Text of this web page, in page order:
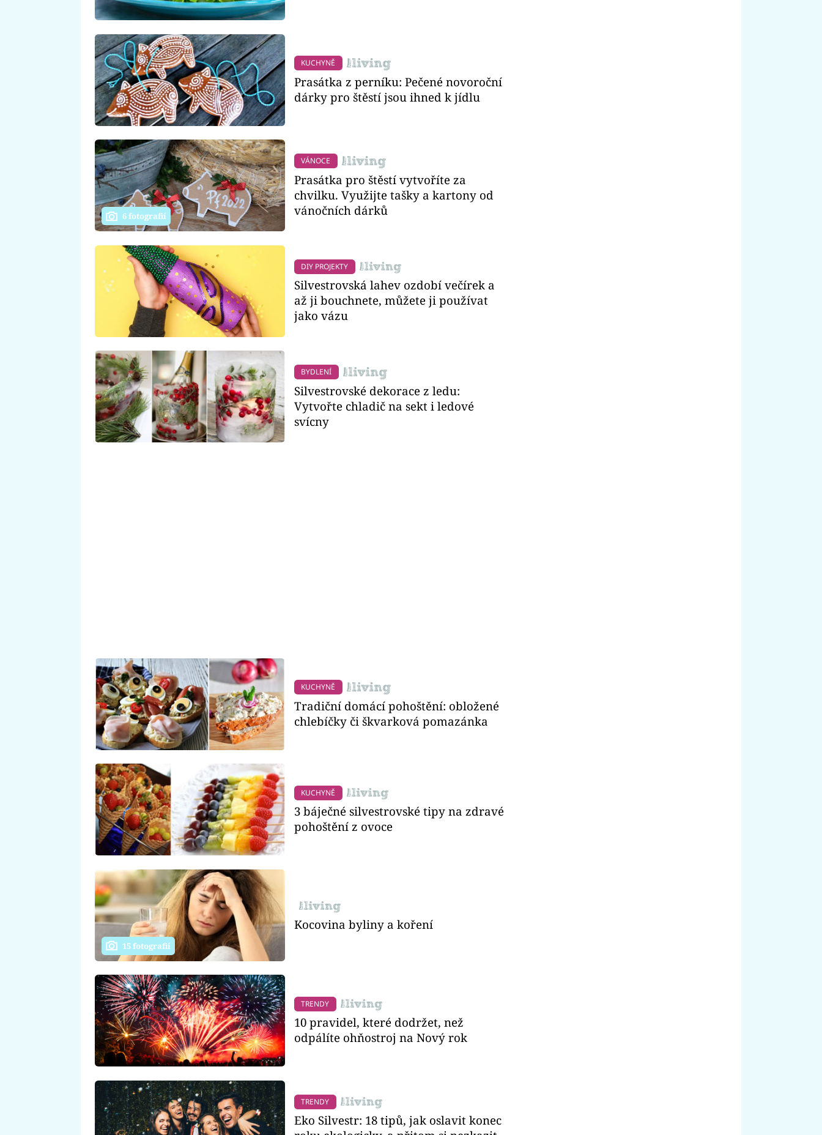
KUCHYNĚ
Prasátka z perníku: Pečené novoroční
dárky pro štěstí jsou ihned k jídlu
6 fotografií
VÁNOCE
Prasátka pro štěstí vytvoříte za
chvilku. Využijte tašky a kartony od
vánočních dárků
DIY PROJEKTY
Silvestrovská lahev ozdobí večírek a
až ji bouchnete, můžete ji používat
jako vázu
BYDLENÍ
Silvestrovské dekorace z ledu:
Vytvořte chladič na sekt i ledové
svícny
KUCHYNĚ
Tradiční domácí pohoštění: obložené
chlebíčky či škvarková pomazánka
KUCHYNĚ
3 báječné silvestrovské tipy na zdravé
pohoštění z ovoce
15 fotografií
Kocovina byliny a koření
TRENDY
10 pravidel, které dodržet, než
odpálíte ohňostroj na Nový rok
TRENDY
Eko Silvestr: 18 tipů, jak oslavit konec